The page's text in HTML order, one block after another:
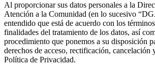
Al proporcionar sus datos personales a la
Atención a la Comunidad (en lo sucesivo
entendido que está de acuerdo con los
finalidades del tratamiento de los datos, así
procedimiento que ponemos a su disposición
derechos de acceso, rectificación, cancelación
Política de Privacidad.